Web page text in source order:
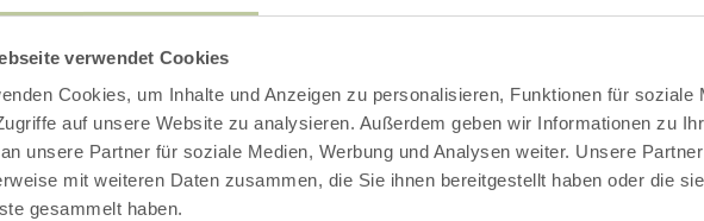
verwendet Cookies
Cookies, um Inhalte und Anzeigen zu personalisieren, Funktionen für soziale
auf unsere Website zu analysieren. Außerdem geben wir Informationen zu
unsere Partner für soziale Medien, Werbung und Analysen weiter. Unsere
mit weiteren Daten zusammen, die Sie ihnen bereitgestellt haben oder die
gesammelt haben.